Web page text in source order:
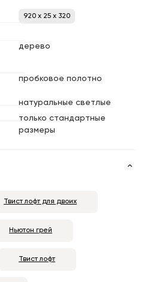
920 x 25 x 320
дерево
пробковое полотно
натуральные светлые
только стандартные
размеры
Твист лофт для двоих
Ньютон грей
Твист лофт